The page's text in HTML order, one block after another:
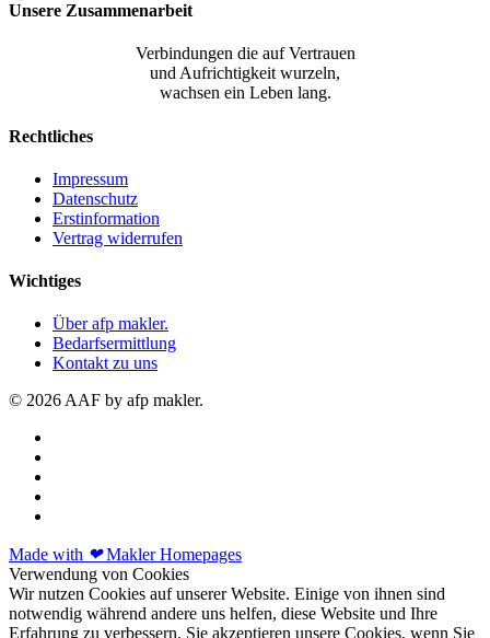
Unsere Zusammenarbeit
Verbindungen die auf Vertrauen
und Aufrichtigkeit wurzeln,
wachsen ein Leben lang.
Rechtliches
Impressum
Datenschutz
Erstinformation
Vertrag widerrufen
Wichtiges
Über afp makler.
Bedarfsermittlung
Kontakt zu uns
© 2026 AAF by afp makler.
Made with ❤Makler Homepages
Verwendung von Cookies
Wir nutzen Cookies auf unserer Website. Einige von ihnen sind
notwendig während andere uns helfen, diese Website und Ihre
Erfahrung zu verbessern. Sie akzeptieren unsere Cookies, wenn Sie